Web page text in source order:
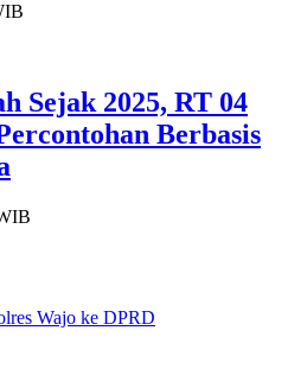
Sejak 2025, RT 04
Berbasis
Wajo ke DPRD